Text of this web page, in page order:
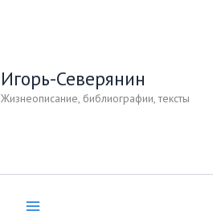
Игорь-Северянин
Жизнеописание, библиографии, тексты